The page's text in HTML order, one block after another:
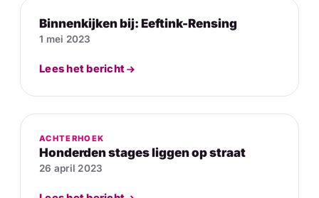
Binnenkijken bij: Eeftink-Rensing
1 mei 2023
Lees het bericht
ACHTERHOEK
Honderden stages liggen op straat
26 april 2023